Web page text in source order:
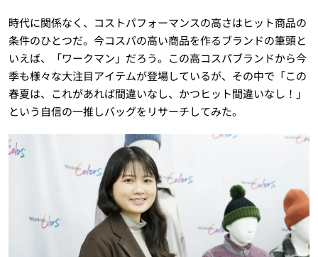
時代に関係なく、コストパフォーマンスの高さはヒット商品の
条件のひとつだ。今コスパの高い商品を作るブランドの筆頭と
いえば、「ワークマン」だろう。この高コスパブランドから今
季も様々な大注目アイテムが登場しているが、その中で「この
春夏は、これがあれば間違いなし、かつヒット間違いなし！」
という自信の一推しバッグをリサーチしてみた。